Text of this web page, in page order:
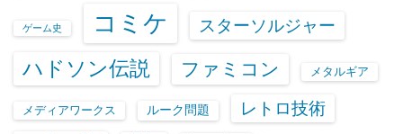
ゲーム史 コミケ スターソルジャー
ハドソン伝説 ファミコン メタルギア
メディアワークス ルーク問題 レトロ技術